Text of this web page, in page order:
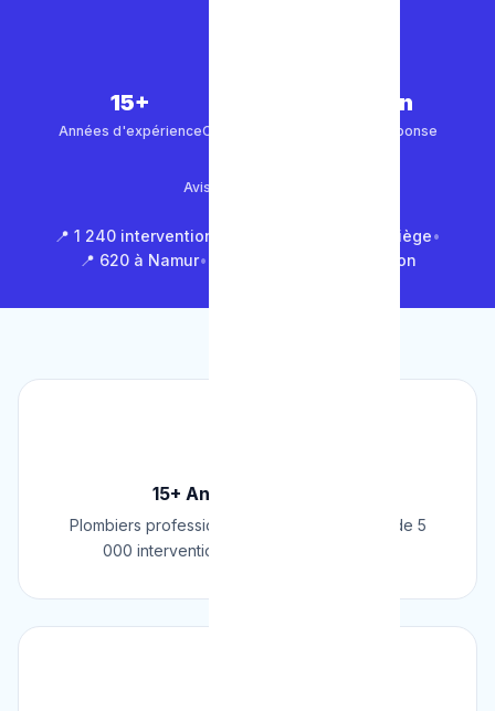
15+
Années d'expérienceClients satisfaits
30 min
Temps de réponse
Avis Google (500+)
📍 1 240 interventions à Bruxelles 📍 850 à Liège•
📍 620 à Namur• 📍 1 430 en Brabant Wallon
15+ Ans d'Expérience
Plombiers professionnels depuis 2009. Plus de 5
000 interventions réussies en Belgique.